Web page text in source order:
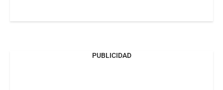
PUBLICIDAD